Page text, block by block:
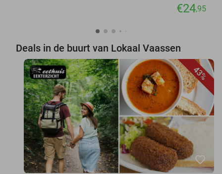
€24,95
Deals in de buurt van Lokaal Vaassen
43%
favorite_border